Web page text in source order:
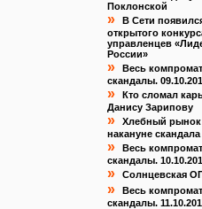
Поклонской
»
В Сети
открытого
управленцев
России»
»
Весь
скандалы.
»
Кто сломал
Данису Зарипову
»
Хлебный
накануне скандала
»
Весь
скандалы.
» Солнцевская
»
Весь
скандалы.